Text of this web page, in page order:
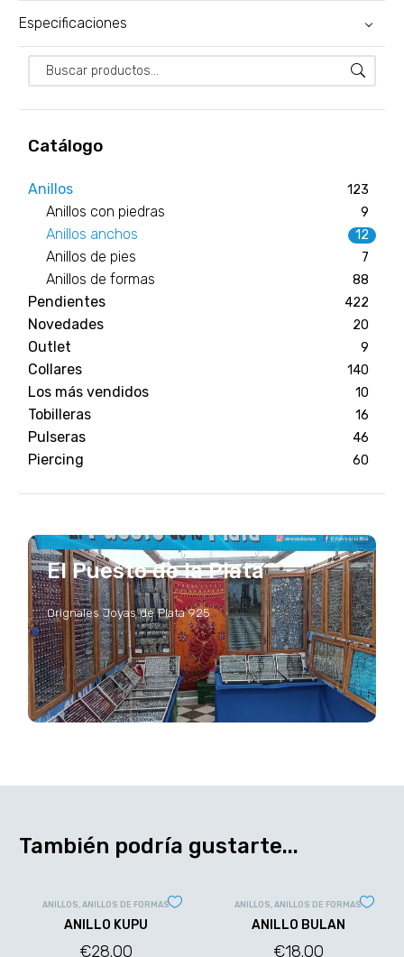
Catálogo
Anillos 123
Anillos con piedras 9
Anillos anchos 12
Anillos de pies 7
Anillos de formas 88
Pendientes 422
Novedades 20
Outlet 9
Collares 140
Los más vendidos 10
Tobilleras 16
Pulseras 46
Piercing 60
El Puesto de la Plata
Orignales Joyas de Plata 925
Especificaciones
También podría gustarte...
ANILLOS ANILLOS DE FORMAS
ANILLO KUPU
€28.00
ANILLOS ,ANILLOS DE FORMAS
ANILLO BULAN
€18.00